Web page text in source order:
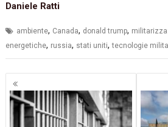
Daniele Ratti
ambiente, Canada, donald trump,
energetiche, russia, stati uniti,tecnologie
Navigazione
articoli